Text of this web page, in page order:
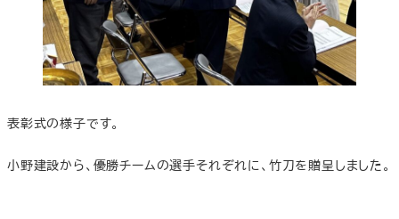
表彰式の様子です。
小野建設から、優勝チームの選手それぞれに、竹刀を贈呈しました。